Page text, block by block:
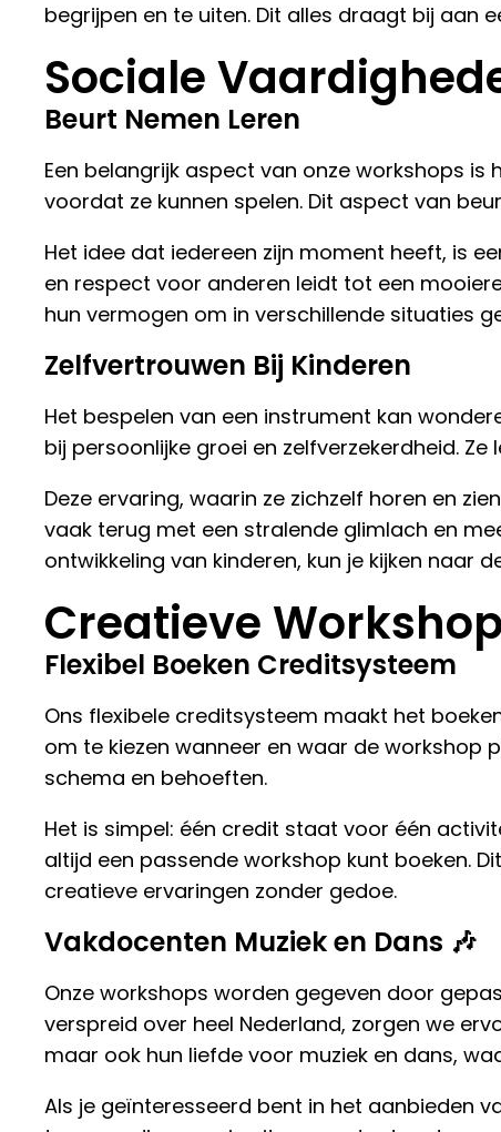
begrijpen en te uiten. Dit alles draagt bij aan
Sociale
Beurt Nemen Leren
Een belangrijk aspect van onze workshops
voordat ze kunnen spelen. Dit aspect van
Het idee dat iedereen zijn moment heeft, is
en respect voor anderen leidt tot een
hun vermogen om in verschillende situaties
Zelfvertrouwen Bij Kinderen
Het bespelen van een instrument kan
bij persoonlijke groei en zelfverzekerdheid.
Deze ervaring, waarin ze zichzelf horen en
vaak terug met een stralende glimlach en
ontwikkeling van kinderen, kun je kijken naar
Creatieve
Flexibel Boeken Creditsysteem
Ons flexibele creditsysteem maakt het
om te kiezen wanneer en waar de workshop
schema en behoeften.
Het is simpel: één credit staat voor één
altijd een passende workshop kunt boeken.
creatieve ervaringen zonder gedoe.
Vakdocenten Muziek en Dans 🎶
Onze workshops worden gegeven door
verspreid over heel Nederland, zorgen we
maar ook hun liefde voor muziek en dans,
Als je geïnteresseerd bent in het aanbieden